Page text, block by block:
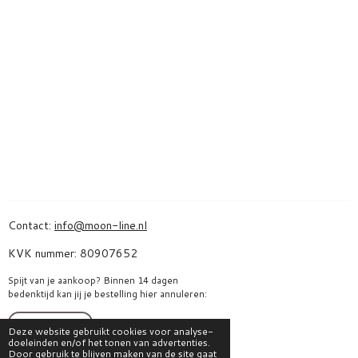
Deze website gebruikt cookies voor analyse-
doeleinden en/of het tonen van advertenties.
Door gebruik te blijven maken van de site gaat
Contact: info@moon-line.nl
KVK nummer: 80907652
Spijt van je aankoop? Binnen 14 dagen
bedenktijd kan jij je bestelling hier annuleren:
Bestelling herroepen